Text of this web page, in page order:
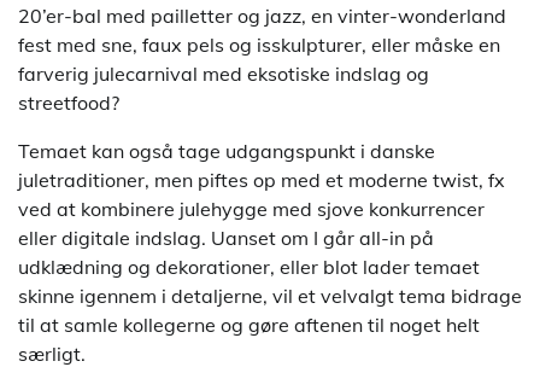
20’er-bal med pailletter og jazz, en vinter-wonderland
fest med sne, faux pels og isskulpturer, eller måske en
farverig julecarnival med eksotiske indslag og
streetfood?
Temaet kan også tage udgangspunkt i danske
juletraditioner, men piftes op med et moderne twist, fx
ved at kombinere julehygge med sjove konkurrencer
eller digitale indslag. Uanset om I går all-in på
udklædning og dekorationer, eller blot lader temaet
skinne igennem i detaljerne, vil et velvalgt tema bidrage
til at samle kollegerne og gøre aftenen til noget helt
særligt.